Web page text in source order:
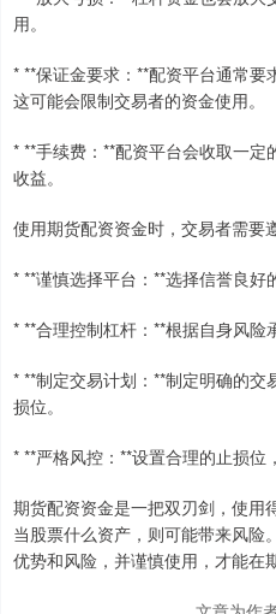
用。
* **保证金要求：**配资平台通常要
这可能会限制交易者的资金使用。
* **手续费：**配资平台会收取一
收益。
使用期货配资资金时，交易者需要
* **谨慎选择平台：**选择信誉良好
* **合理控制杠杆：**根据自身风险
* **制定交易计划：**制定明确的
损位。
* **严格风控：**设置合理的止损
期货配资资金是一把双刃剑，使用
当股票什么资产，则可能带来风险
优势和风险，并谨慎使用，才能在